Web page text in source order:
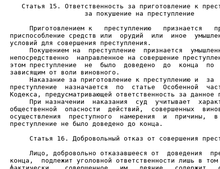
                   за покушение на преступление
Приготовлением к   преступлению   признается
приспособление средств или  орудий  или  иное
Покушением на  преступление  признается
непосредственно  направленное на совершение
этом преступление  не  было  доведено  до  конца  по
Наказание за приготовление к преступлению и  за
преступление  назначается  по  статье  Особенной
При назначении  наказания  суд  учитывает
общественной  опасности  действий,  совершенных
осуществления  преступного  намерения  и  причины,
преступление не было доведено до конца.
Статья 16. Добровольный отказ от совершения
Лицо, добровольно отказавшееся от  доведения
конца,  подлежит уголовной ответственности лишь в